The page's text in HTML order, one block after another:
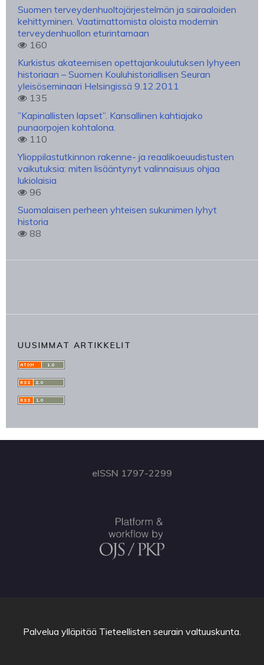
Suomen terveydenhuoltojärjestelmän ja sairaaloiden
kehittyminen. Vaatimattomista oloista modernin
terveydenhuollon eturintamaan
160
Kurkistus akateemisen opettajankoulutuksen lyhyeen
historiaan – Suomen Kouluhistoriallisen Seuran
yleisöseminaari Helsingissä 9.12.2011
135
”Kapinallisten lapset”. Kansallinen kahtiajako
punaorpojen kohtalona.
110
Ylioppilastutkinnon rakenne- ja reaalikoeuudistusten
vaikutuksia: miten lisääntynyt valinnaisuus ohjaa
lukiolaisia
96
Suomalaisen perheen yhteisen sukunimen lyhyt
historia
88
UUSIMMAT ARTIKKELIT
eISSN 1797-2299
Palvelua ylläpitää Tieteellisten seurain valtuuskunta.